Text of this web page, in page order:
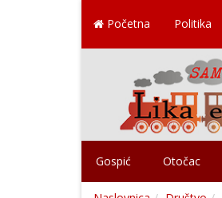
Početna Politika
Gospić Otočac